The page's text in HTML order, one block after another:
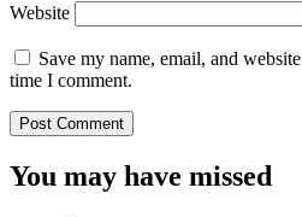
Website
Save my name, email, and
time I comment.
You may have missed